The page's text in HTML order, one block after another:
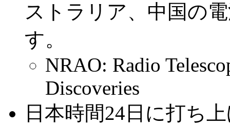
ストラリア、中国の
す。
NRAO: Radio
Discoveries
日本時間24日に打ち